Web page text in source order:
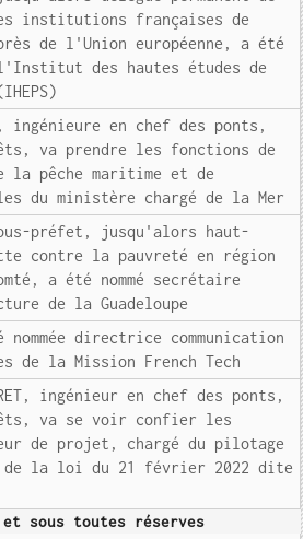
institutions françaises de
de l'Union européenne, a été
l'Institut des hautes études de
ingénieure en chef des ponts,
va prendre les fonctions de
la pêche maritime et de
du ministère chargé de la Mer
préfet, jusqu'alors haut-
contre la pauvreté en région
a été nommé secrétaire
de la Guadeloupe
nommée directrice communication
de la Mission French Tech
ingénieur en chef des ponts,
va se voir confier les
de projet, chargé du pilotage
de la loi du 21 février 2022 dite
et sous toutes réserves